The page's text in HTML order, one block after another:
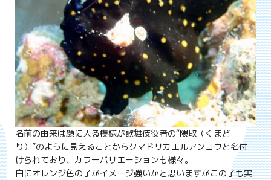
名前の由来は顔に入る模様が歌舞伎役者の“隈取（くまど
り）”のように見えることからクマドリカエルアンコウと名付
けられており、カラーバリエーションも様々。
白にオレンジ色の子がイメージ強いかと思いますがこの子も実